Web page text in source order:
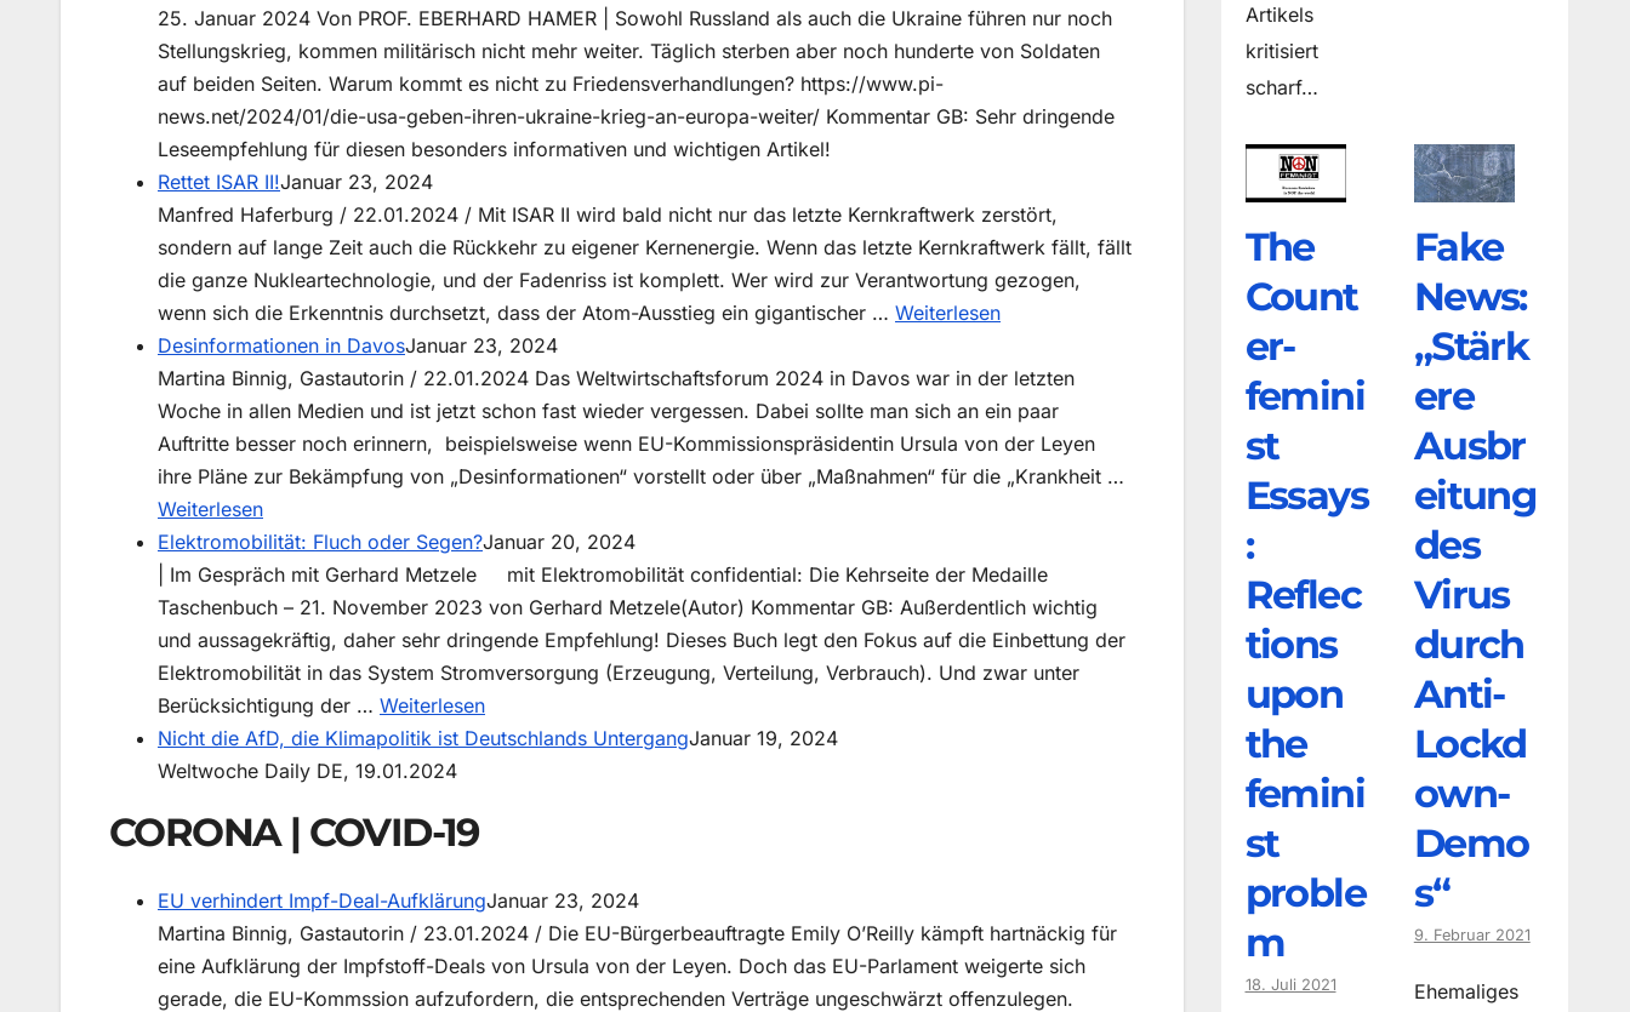
der
Instrumentalisierung!
Zum
Jahrestag
der
von
Auschwitz
25. Januar 2024 Von PROF. EBERHARD HAMER | Sowohl Russland als auch die Ukraine führen nur noch
Stellungskrieg, kommen militärisch nicht mehr weiter. Täglich sterben aber noch hunderte von Soldaten
auf beiden Seiten. Warum kommt es nicht zu Friedensverhandlungen? https://www.pi-
news.net/2024/01/die-usa-geben-ihren-ukraine-krieg-an-europa-weiter/ Kommentar GB: Sehr dringende
Leseempfehlung für diesen besonders informativen und wichtigen Artikel!
Rettet ISAR II!Januar 23, 2024
Manfred Haferburg / 22.01.2024 / Mit ISAR II wird bald nicht nur das letzte Kernkraftwerk zerstört,
sondern auf lange Zeit auch die Rückkehr zu eigener Kernenergie. Wenn das letzte Kernkraftwerk fällt, fällt
die ganze Nukleartechnologie, und der Fadenriss ist komplett. Wer wird zur Verantwortung gezogen,
wenn sich die Erkenntnis durchsetzt, dass der Atom-Ausstieg ein gigantischer … Weiterlesen:
ISAR
II!
Desinformationen in DavosJanuar 23, 2024
Martina Binnig, Gastautorin / 22.01.2024 Das Weltwirtschaftsforum 2024 in Davos war in der letzten
Woche in allen Medien und ist jetzt schon fast wieder vergessen. Dabei sollte man sich an ein paar
Auftritte besser noch erinnern, beispielsweise wenn EU-Kommissionspräsidentin Ursula von der Leyen
ihre Pläne zur Bekämpfung von „Desinformationen“ vorstellt oder über „Maßnahmen“ für die „Krankheit …
Weiterlesen:
Desinformationen
in
Davos
Elektromobilität: Fluch oder Segen?Januar 20, 2024
| Im Gespräch mit Gerhard Metzele mit Elektromobilität confidential: Die Kehrseite der Medaille
Taschenbuch – 21. November 2023 von Gerhard Metzele(Autor) Kommentar GB: Außerdentlich wichtig
und aussagekräftig, daher sehr dringende Empfehlung! Dieses Buch legt den Fokus auf die Einbettung der
Elektromobilität in das System Stromversorgung (Erzeugung, Verteilung, Verbrauch). Und zwar unter
Berücksichtigung der … Weiterlesen:
Elektromobilität:
Nicht die AfD, die Klimapolitik ist Deutschlands UntergangJanuar 19, 2024
Weltwoche Daily DE, 19.01.2024
CORONA | COVID-19
EU verhindert Impf-Deal-AufklärungJanuar 23, 2024
Martina Binnig, Gastautorin / 23.01.2024 / Die EU-Bürgerbeauftragte Emily O’Reilly kämpft hartnäckig für
eine Aufklärung der Impfstoff-Deals von Ursula von der Leyen. Doch das EU-Parlament weigerte sich
gerade, die EU-Kommssion aufzufordern, die entsprechenden Verträge ungeschwärzt offenzulegen.
Artikels
kritisiert
scharf…
The
Count
er­
femini
st
Essays
:
Reflec
tions
upon
the
femini
st
proble
m
18. Juli 2021
Fake
News:
„Stärk
ere
Ausbr
eitung
des
Virus
durch
Anti-
Lockd
own-
Demo
s“
9. Februar 2021
Ehemaliges